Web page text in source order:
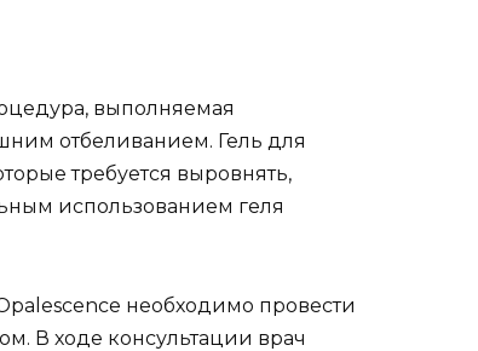
выполняемая
отбеливанием. Гель для
требуется выровнять,
использованием геля
необходимо провести
В ходе консультации врач